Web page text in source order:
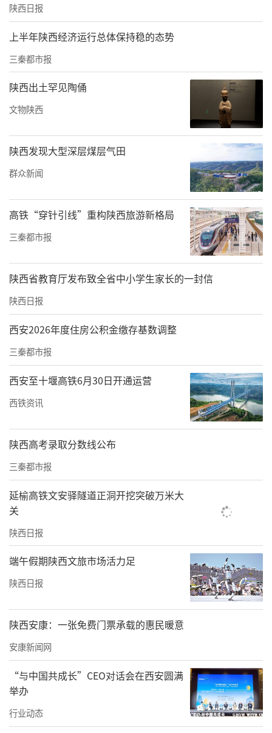
张琳董事长在发言中阐述了创建天颐堂博物馆
式针灸院的初心与愿景，并立志将其建成集中
医药文化展示、专业诊疗与科研教育于一体的
陕西中医文化新地标。
年会期间，陕西省针灸学会第三届科学技术奖
颁奖仪式及新当选的专业委员会主任委员聘任
仪式隆重举行。
上午11时，全国首家博物馆式针灸院——天颐堂
针灸院开业庆典，陕西省原副省长潘连生对天
颐堂博物馆式针灸院的开业表示祝贺，指出该
项目为陕西民生健康与中医药文化繁荣注入了
新的活力。
陕西省卫生厅原厅长刘少明对天颐堂博物馆式
针灸院“文化引领、医道融合”理念表示肯
定，并勉励其坚持“传承创新、服务民生”的
宗旨，打造陕西中医药发展新标杆。
莲湖区卫生健康局副书记王向东代表地方主管
部门发表讲话，表达了对天颐堂博物馆式针灸
院未来发展的支持与期待。
仪式结束后，嘉宾们在工作人员的引导下参观
了这座集文化展示、专业诊疗与科研教学于一
体的现代化针灸机构，对其“在博物馆中诊
疗，在诊疗中感受文化”的独特氛围给予高度
评价。
天颐堂博物馆式针灸院仰承人文始祖伏羲之创
制，传承黄帝、扁鹊之思想，陈列砭石、明清
银针、医学典籍孤本等200余件文物，系统呈现
针灸从“医道”到“国术”的演变历程，汇聚
众多国内著名的国医大师、针灸大师、省市级
名老中医等，设立中医针灸学术流派传承工作
室，积极弘扬中医药文化，大力推动中华针灸
学术百花齐放。
天颐堂博物馆式针灸院的成功启航，不仅是陕
西中医药事业发展的重要里程碑，也为全国中
陕西日报
上半年陕西经济运行总体保持稳的态势
三秦都市报
陕西出土罕见陶俑
文物陕西
陕西发现大型深层煤层气田
群众新闻
高铁“穿针引线”重构陕西旅游新格局
三秦都市报
陕西省教育厅发布致全省中小学生家长的一封信
陕西日报
西安2026年度住房公积金缴存基数调整
三秦都市报
西安至十堰高铁6月30日开通运营
西铁资讯
陕西高考录取分数线公布
三秦都市报
延榆高铁文安驿隧道正洞开挖突破万米大
关
陕西日报
端午假期陕西文旅市场活力足
陕西日报
陕西安康：一张免费门票承载的惠民暖意
安康新闻网
“与中国共成长”CEO对话会在西安圆满
举办
行业动态